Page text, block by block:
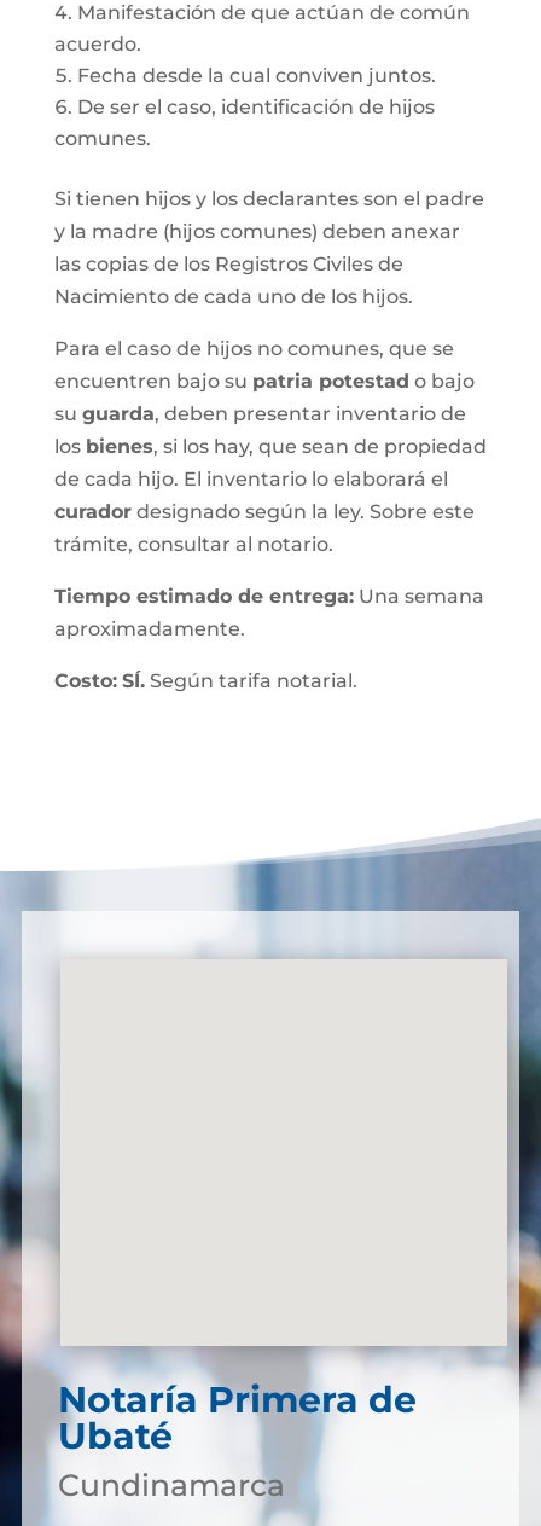
Manifestación de que actúan de común
acuerdo.
Fecha desde la cual conviven juntos.
De ser el caso, identificación de hijos
comunes.
Si tienen hijos y los declarantes son el padre
y la madre (hijos comunes) deben anexar
las copias de los Registros Civiles de
Nacimiento de cada uno de los hijos.
Para el caso de hijos no comunes, que se
encuentren bajo su patria potestad o bajo
su guarda, deben presentar inventario de
los bienes, si los hay, que sean de propiedad
de cada hijo. El inventario lo elaborará el
curadordesignado según la ley. Sobre este
trámite, consultar al notario.
Tiempo estimado de entrega:Una semana
aproximadamente.
Costo: SÍ.Según tarifa notarial.
Notaría Primera de
Ubaté
Cundinamarca